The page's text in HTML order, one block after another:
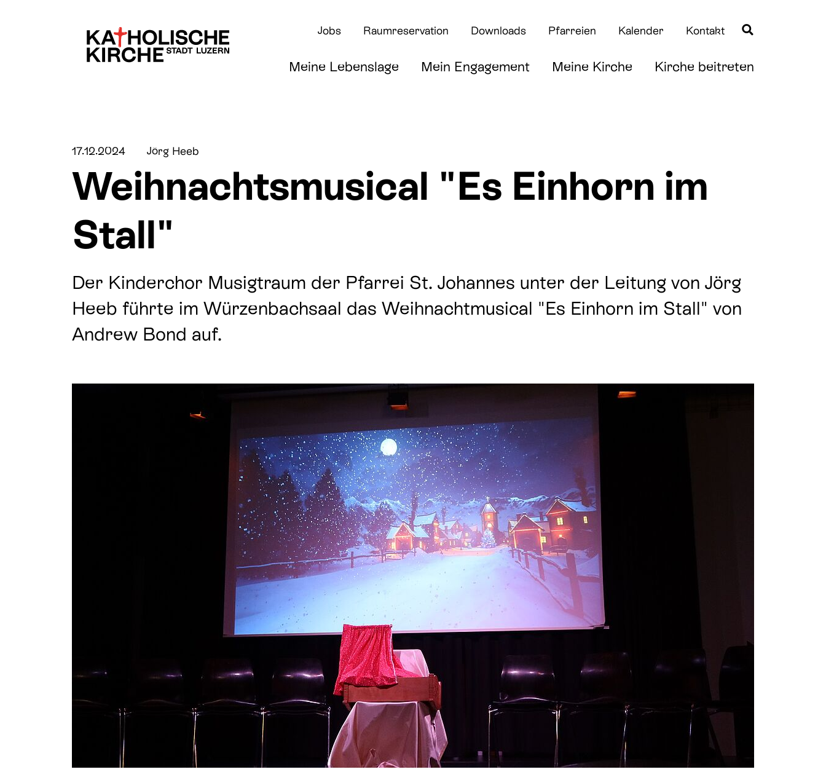
Jobs Raumreservation Downloads Pfarreien Kalender Kontakt
Meine Lebenslage
Jugend
Lebensübergänge
Krise & Notlage
Glaube & Spiritualität
Erstkommunion
Beichte
Mein Engagement Meine Kirche
Pfarreien & Standorte
Fachbereiche
Wir unterstützen
Downloads
Kirche beitreten
17.12.2024 Jörg Heeb
Weihnachtsmusical "Es Einhorn im
Stall"
Der Kinderchor Musigtraum der Pfarrei St. Johannes unter der Leitung von Jörg
Heeb führte im Würzenbachsaal das Weihnachtmusical "Es Einhorn im Stall" von
Andrew Bond auf.